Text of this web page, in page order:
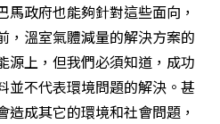
政府也能夠針對這些面向，
，溫室氣體減量的解決方案的
源上，但我們必須知道，成功
並不代表環境問題的解決。甚
成其它的環境和社會問題，